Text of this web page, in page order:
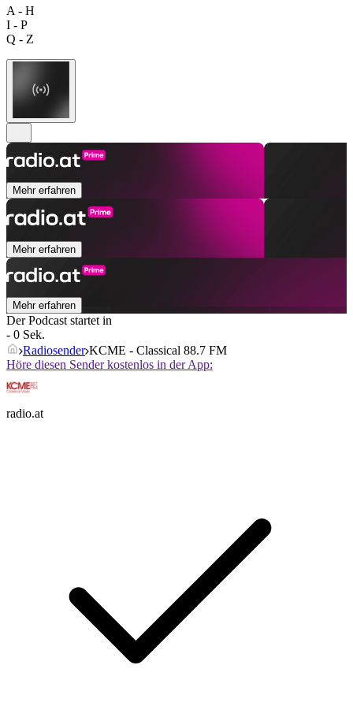
A - H
I - P
Q - Z
Mehr erfahren
Mehr erfahren
Mehr erfahren
Der Podcast startet in
- 0 Sek.
Radiosender KCME - Classical 88.7 FM
Höre diesen Sender kostenlos in der App:
radio.at